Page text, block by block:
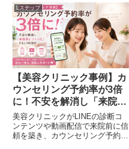
え方”を中心に整理したガイドで
す。忙しさ・人手不足・ネタ切れ
で運用が止まりやすい前提に立
ち、標準機能でできること／でき
ないことの境界を明確にします。
売り込み配信を推奨するのではな
く、関係構築・配信設計・判断軸
を重視し、「自社で続けられる
か」「専門家に相談した方がよい
か」を読者自身が判断できる状態
をゴールにします。
Lステップ
【美容クリニック事例】カ
ウンセリング予約率が3倍
に！不安を解消し「来院前
にファン化」するLINE設
計
美容クリニックがLINEの診断コ
ンテンツや動画配信で来院前に信
頼を築き、カウンセリング予約率